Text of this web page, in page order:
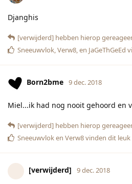
Djanghis
[verwijderd] hebben hierop
Sneeuwvlok Verw8 , en JaGeThGeEd
Born2bme 9 dec. 2018
Miel...ik had nog nooit gehoord en
[verwijderd] hebben hierop
Sneeuwvloken Verw8vinden dit leuk
[verwijderd] 9 dec. 2018